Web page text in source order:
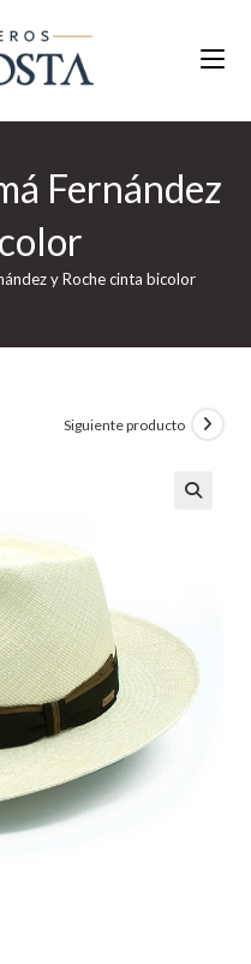
Fernández
y Roche cinta bicolor
Siguiente producto